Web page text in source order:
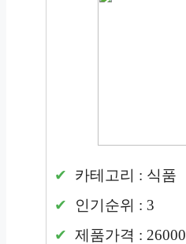
카테고리 : 식품
인기순위 : 3
제품가격 : 26000